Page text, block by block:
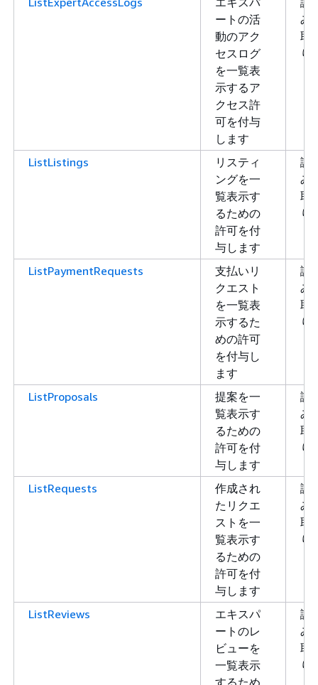
ートの活
動のアク
セスログ
を一覧表
示するア
クセス許
可を付与
します
み
取
り
ListListings
リスティ
ングを一
覧表示す
るための
許可を付
与します
読
み
取
り
ListPaymentRequests
支払いリ
クエスト
を一覧表
示するた
めの許可
を付与し
ます
読
み
取
り
ListProposals
提案を一
覧表示す
るための
許可を付
与します
読
み
取
り
ListRequests
作成され
たリクエ
ストを一
覧表示す
るための
許可を付
与します
読
み
取
り
ListReviews
エキスパ
ートのレ
ビューを
一覧表示
するため
読
み
取
り